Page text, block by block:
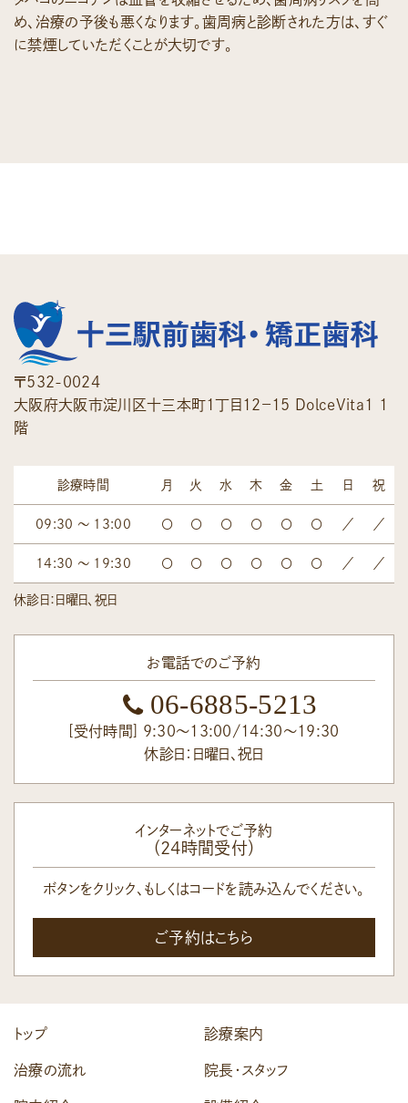
め、治療の予後も悪くなります。歯周病と診断された方は、すぐ
に禁煙していただくことが大切です。
〒532-0024
大阪府大阪市淀川区十三本町１丁目１２−１５ ＤｏｌｃｅＶｉｔａ１ 1
階
診療時間 月 火 水 木 金 土 日 祝
09:30 ～ 13:00 〇 〇 〇 〇 〇 〇 ／ ／
14:30 ～ 19:30 〇 〇 〇 〇 〇 〇 ／ ／
休診日：日曜日、祝日
お電話でのご予約
06-6885-5213
[受付時間] 9:30～13:00/14:30～19:30
休診日：日曜日、祝日
インターネットでご予約
（24時間受付）
ボタンをクリック、もしくはコードを読み込んでください。
ご予約はこちら
トップ
診療案内
治療の流れ
院長・スタッフ